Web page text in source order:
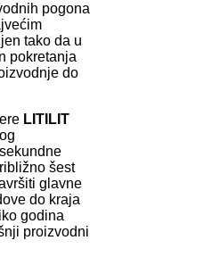
pogona
tako da u
pokretanja
do
LITILIT
šest
glavne
do kraja
godina
proizvodni